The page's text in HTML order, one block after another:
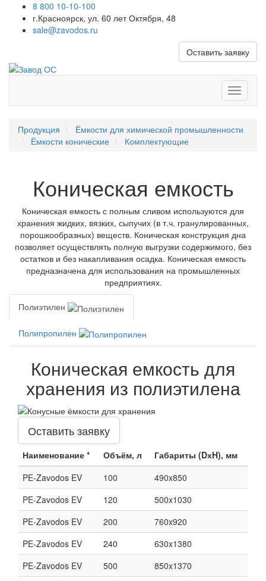
8 800 10-10-100
г.Красноярск, ул. 60 лет Октября, 48
sale@zavodos.ru
Оставить заявку
меню
Продукция
Ёмкости для химической промышленности
Ёмкости конические
Комплектующие
Коническая емкость
Коническая емкость с полным сливом используются для
хранения жидких, вязких, сыпучих (в т.ч. гранулированных,
порошкообразных) веществ. Коническая конструкция дна
позволяет осуществлять полную выгрузки содержимого, без
остатков и без накапливания осадка. Коническая емкость
предназначена для использования на промышленных
предприятиях.
Полиэтилен
Полипропилен
Коническая емкость для
хранения из полиэтилена
Оставить заявку
Наименование * Объём, л
Габариты (DхH), мм
PE-Zavodos EV
100
490x850
PE-Zavodos EV
120
500x1030
PE-Zavodos EV
200
760x920
PE-Zavodos EV
240
630x1380
PE-Zavodos EV
500
850x1370